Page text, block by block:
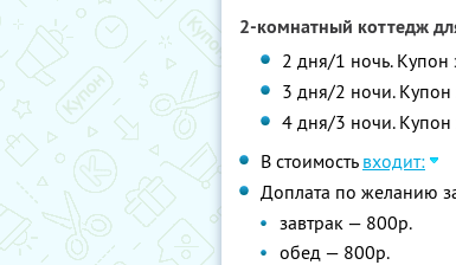
2-комнатный коттедж
2 дня/1 ночь. Купон
3 дня/2 ночи. Купон
4 дня/3 ночи. Купон
В стоимость входит:
Доплата по желанию
завтрак — 800р.
обед — 800р.